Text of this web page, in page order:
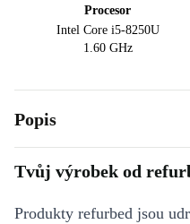
Procesor
Intel Core i5-8250U
1.60 GHz
Popis
Tvůj výrobek od
Produkty refurbed jsou